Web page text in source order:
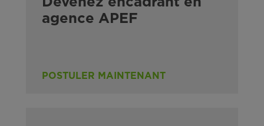
agence APEF
POSTULER MAINTENANT